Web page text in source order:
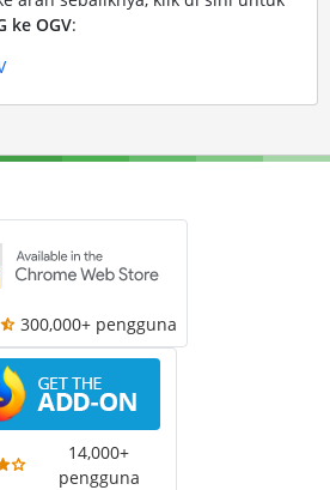
ke OGV:
300,000+ pengguna
14,000+
pengguna